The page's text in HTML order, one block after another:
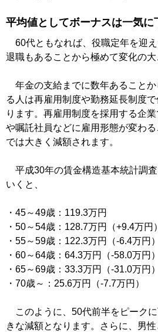
平均値としてボーナスは一気に
60代ともなれば、役職定年を迎
退職もあることから極めて変化の大
年金の支給までに数年あることか
る人は再雇用制度や勤務延長制度
ります。再雇用制度を採用する企
や嘱託社員などに雇用形態が変わ
では大きく減額されます。
平成30年の賃金構造基本統計調
いくと、
・45～49歳：119.3万円
・50～54歳：128.7万円（+9.4万円）
・55～59歳：122.3万円（-6.4万円）
・60～64歳：64.3万円（-58.0万円）
・65～69歳：33.3万円（-31.0万円）
・70歳～：25.6万円（-7.7万円）
このように、50代前半をピーク
きな減額となります。さらに、男性